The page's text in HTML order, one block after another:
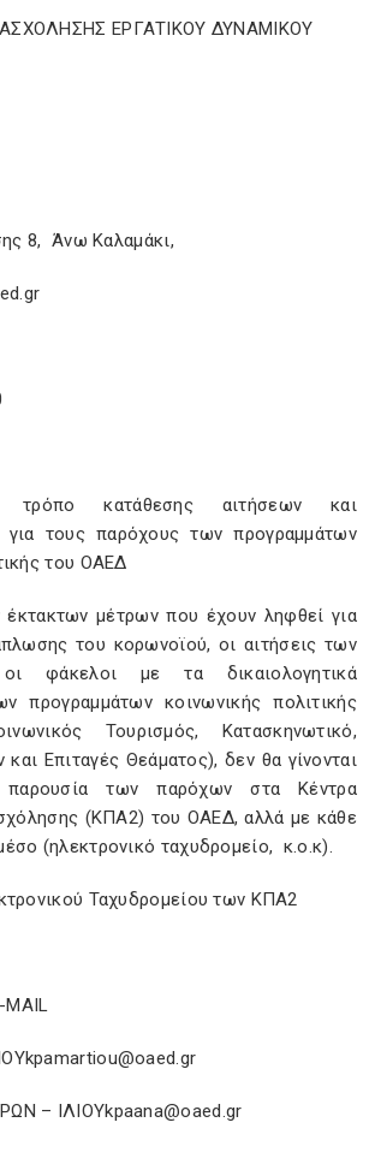
ΕΡΓΑΤΙΚΟΥ ΔΥΝΑΜΙΚΟΥ
8, Άνω Καλαμάκι,
τρόπο κατάθεσης αιτήσεων και
για τους παρόχους των προγραμμάτων
του ΟΑΕΔ
μέτρων που έχουν ληφθεί για
του κορωνοϊού, οι αιτήσεις των
φάκελοι με τα δικαιολογητικά
προγραμμάτων κοινωνικής πολιτικής
Τουρισμός, Κατασκηνωτικό,
και Επιταγές Θεάματος), δεν θα γίνονται
των παρόχων στα Κέντρα
(ΚΠΑ2) του ΟΑΕΔ, αλλά με κάθε
(ηλεκτρονικό ταχυδρομείο, κ.ο.κ).
Ταχυδρομείου των ΚΠΑ2
– ΙΛΙΟΥkpaana@oaed.gr